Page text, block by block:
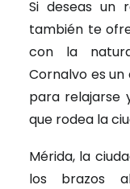
Si deseas un
también te
con la
Cornalvo es un
para relajarse
que rodea la
Mérida, la
los brazos